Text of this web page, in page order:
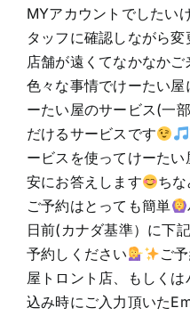
MYアカウントでしたい
タッフに確認しながら
店舗が遠くてなかなか
色々な事情でけーたい
ーたい屋のサービス(一
だけるサービスです
ービスを使ってけーた
安にお答えします
ち
ご予約はとっても簡単
日前(カナダ基準）に下
予約しください
ご
屋トロント店、もしく
込み時にご入力頂いた